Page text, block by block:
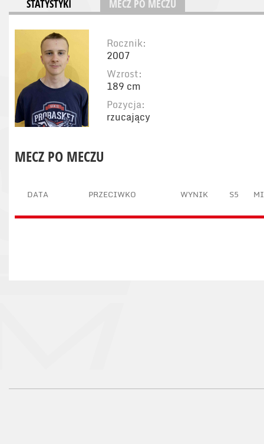
STATYSTYKI MECZ PO MECZU
Rocznik:
2007
Wzrost:
189 cm
Pozycja:
rzucający
MECZ PO MECZU
DATA PRZECIWKO WYNIK S5